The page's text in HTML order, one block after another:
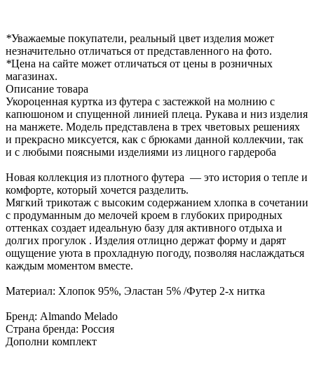
*Уважаемые покупатели, реальный цвет изделия может
незначительно отличаться от представленного на фото.
*Цена на сайте может отличаться от цены в розничных
магазинах.
Описание товара
Укороценная куртка из футера с застежкой на молнию с
капюшоном и спущенной линией плеца. Рукава и низ изделия
на манжете. Модель представлена в трех чветовых решениях
и прекрасно миксуется, как с брюками данной коллекчии, так
и с любыми поясными изделиями из лицного гардероба
Новая коллекция из плотного футера — это история о тепле и
комфорте, который хочется разделить.
Мягкий трикотаж с высоким содержанием хлопка в сочетании
с продуманным до мелочей кроем в глубоких природных
оттенках создает идеальную базу для активного отдыха и
долгих прогулок . Изделия отлицно держат форму и дарят
ощущение уюта в прохладную погоду, позволяя наслаждаться
каждым моментом вместе.
Материал: Хлопок 95%, Эластан 5% /Футер 2-х нитка
Бренд: Almando Melado
Страна бренда: Россия
Дополни комплект